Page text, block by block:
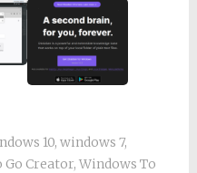
10, windows 7,
Go Creator, Windows To